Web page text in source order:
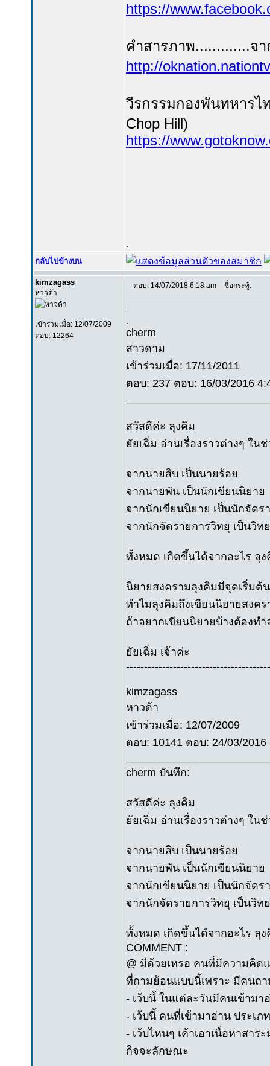
https://
คำสารภาพ.............จ
http://
วีรกรรมกองพันทหาร
Chop Hill)
https://
กลับไปข้างบน
kimzagass
หาวด้า
เข้าร่วมเมื่อ: 12/07/2009
ตอบ: 12264
ตอบ: 14/07/2018 6:18 am ชื่อกระทู้:
cherm
สาวดาม
เข้าร่วมเมื่อ: 17/11/2011
ตอบ: 237 ตอบ: 16/03/2016
สวัสดีค่ะ ลุงคิม
ยัยเฉิ่ม อ่านเรื่องราวต่างๆ ใน
จากนายสิบ เป็นนายร้อย
จากนายพัน เป็นนักเขียนนิยาย
จากนักเขียนนิยาย เป็นนักจัดร
จากนักจัดรายการวิทยุ เป็นวิท
ทั้งหมด เกิดขึ้นได้จากอะไร ลุ
นิยายสงครามลุงคิมมีจุดเริ่มต้
ทำไมลุงคิมถึงเขียนนิยายสงคร
ถ้าอยากเขียนนิยายบ้างต้องทำ
ยัยเฉิ่ม เจ้าค่ะ
kimzagass
หาวด้า
เข้าร่วมเมื่อ: 12/07/2009
ตอบ: 10141 ตอบ: 24/03/
cherm บันทึก:
สวัสดีค่ะ ลุงคิม
ยัยเฉิ่ม อ่านเรื่องราวต่างๆ ใน
จากนายสิบ เป็นนายร้อย
จากนายพัน เป็นนักเขียนนิยาย
จากนักเขียนนิยาย เป็นนักจัดร
จากนักจัดรายการวิทยุ เป็นวิท
ทั้งหมด เกิดขึ้นได้จากอะไร ลุ
COMMENT :
@ มีด้วยเหรอ คนที่มีความคิด
ที่ถามย้อนแบบนี้เพราะ มีคนถ
- เว้บนี้ ในแต่ละวันมีคนเข้ามา
- เว้บนี้ คนที่เข้ามาอ่าน ประเ
- เว้บไหนๆ เค้าเอาเนื้อหาสา
กิจจะลักษณะ